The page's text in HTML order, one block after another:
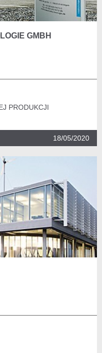
GMBH
PRODUKCJI
18/05/2020